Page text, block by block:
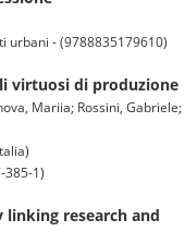
urbani - (9788835179610)
virtuosi di produzione
Mariia; Rossini, Gabriele;
385-1)
research and